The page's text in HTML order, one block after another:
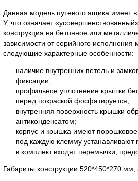
Данная модель путевого ящика имеет
У, что означает
конструкция на бетонное или
зависимости от серийного исполнения
следующие характерные особенности:
наличие внутренних петель и
фиксации;
профильное уплотнение крышки
перед покраской фосфатируется;
внутренняя поверхность крышки
антиконденсатом;
корпус и крышка имеют
под каждую клемму устанавливают
в комплект входят перемычки,
Габариты конструкции 520*450*270 мм,